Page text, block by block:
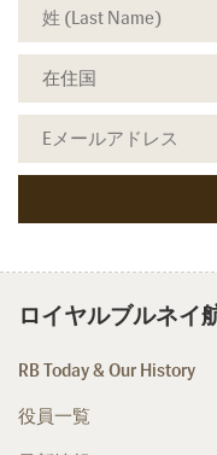
ロイヤルブルネイ
RB Today & Our History
役員一覧